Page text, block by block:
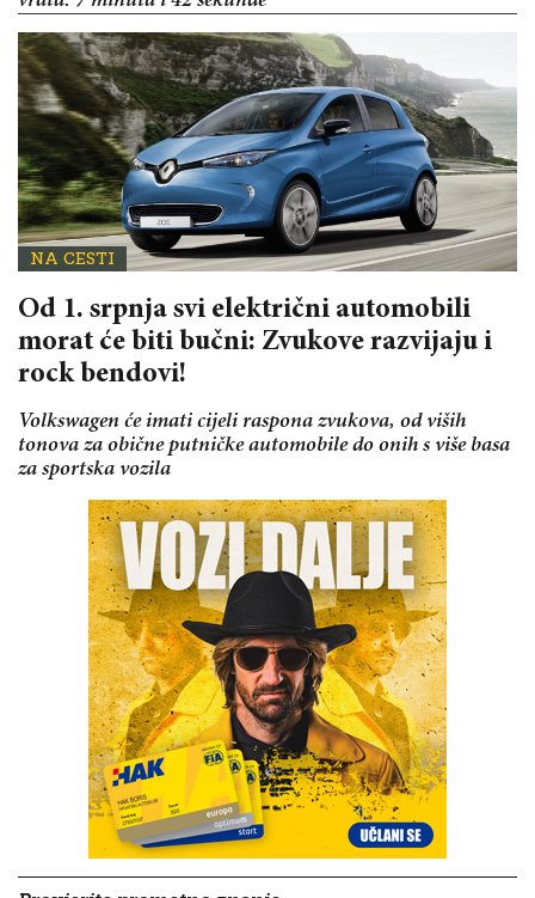
NA CESTI
Od 1. srpnja svi električni automobili
morat će biti bučni: Zvukove razvijaju i
rock bendovi!
Volkswagen će imati cijeli raspona zvukova, od viših
tonova za obične putničke automobile do onih s više basa
za sportska vozila